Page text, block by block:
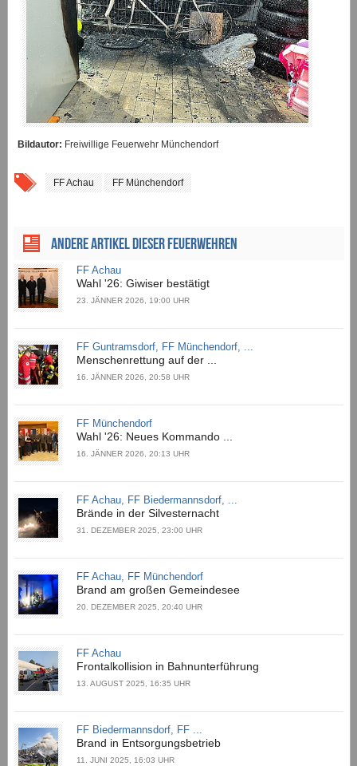
Bildautor: Freiwillige Feuerwehr Münchendorf
FF Achau FF Münchendorf
ANDERE ARTIKEL DIESER FEUERWEHREN
FF Achau
Wahl '26: Giwiser bestätigt
23. JÄNNER 2026, 19:00 UHR
FF Guntramsdorf, FF Münchendorf, ...
Menschenrettung auf der ...
16. JÄNNER 2026, 20:58 UHR
FF Münchendorf
Wahl '26: Neues Kommando ...
16. JÄNNER 2026, 20:13 UHR
FF Achau, FF Biedermannsdorf, ...
Brände in der Silvesternacht
31. DEZEMBER 2025, 23:00 UHR
FF Achau, FF Münchendorf
Brand am großen Gemeindesee
20. DEZEMBER 2025, 20:40 UHR
FF Achau
Frontalkollision in Bahnunterführung
13. AUGUST 2025, 16:35 UHR
FF Biedermannsdorf, FF ...
Brand in Entsorgungsbetrieb
11. JUNI 2025, 16:03 UHR